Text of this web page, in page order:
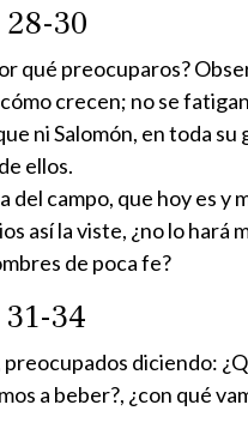
30
qué preocuparos?
crecen; no se
ni Salomón, en toda su
ellos.
del campo, que hoy es y
así la viste, ¿no lo hará
de poca fe?
34
preocupados diciendo:
a beber?, ¿con qué